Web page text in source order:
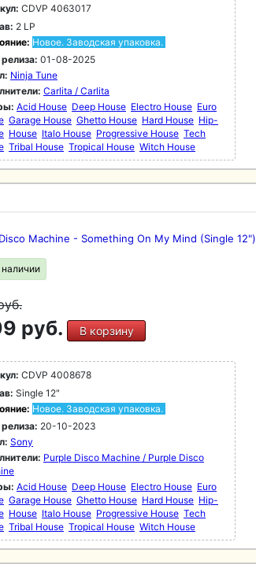
CDVP 4063017
2 LP
Новое. Заводская упаковка.
01-08-2025
Ninja Tune
Carlita / Carlita
Acid House Deep House Electro House Euro
Garage House Ghetto House Hard House Hip-
House Italo House Progressive House Tech
Tribal House Tropical House Witch House
Machine - Something On My Mind (Single 12")
наличии
руб. В корзину
CDVP 4008678
Single 12"
Новое. Заводская упаковка.
20-10-2023
Sony
Purple Disco Machine / Purple Disco
Acid House Deep House Electro House Euro
Garage House Ghetto House Hard House Hip-
House Italo House Progressive House Tech
Tribal House Tropical House Witch House